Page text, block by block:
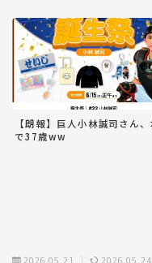
【朗報】巨人小林誠司さん、
で37歳ww
2026.05.21 2026.05.24